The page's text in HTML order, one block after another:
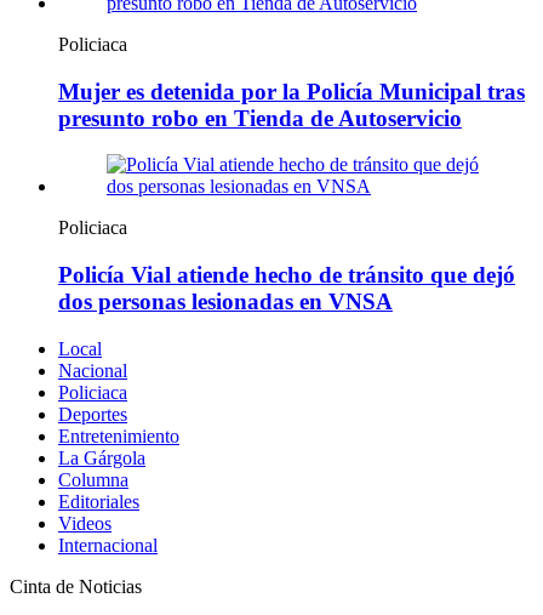
Policiaca
Mujer es detenida por la Policía Municipal tras
presunto robo en Tienda de Autoservicio
Policiaca
Policía Vial atiende hecho de tránsito que dejó
dos personas lesionadas en VNSA
Local
Nacional
Policiaca
Deportes
Entretenimiento
La Gárgola
Columna
Editoriales
Videos
Internacional
Cinta de Noticias